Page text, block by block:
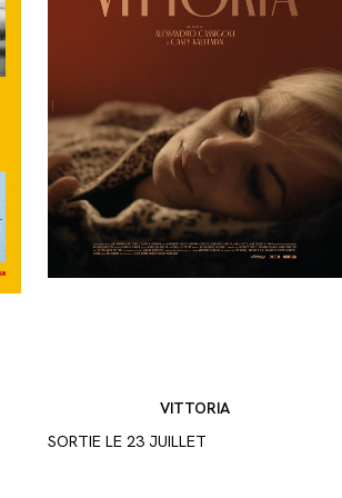
VITTORIA
SORTIE LE 23 JUILLET